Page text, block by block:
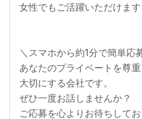
女性でもご活躍いただけます
＼スマホから約1分で簡単応
あなたのプライベートを尊
大切にする会社です。
ぜひ一度お話しませんか？
ご応募を心よりお待ちしてお